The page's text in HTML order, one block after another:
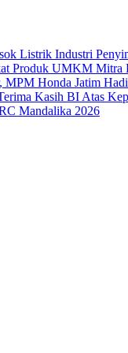
Listrik Industri
Produk UMKM Mitra
Honda Jatim
Kasih BI Atas
Mandalika 2026